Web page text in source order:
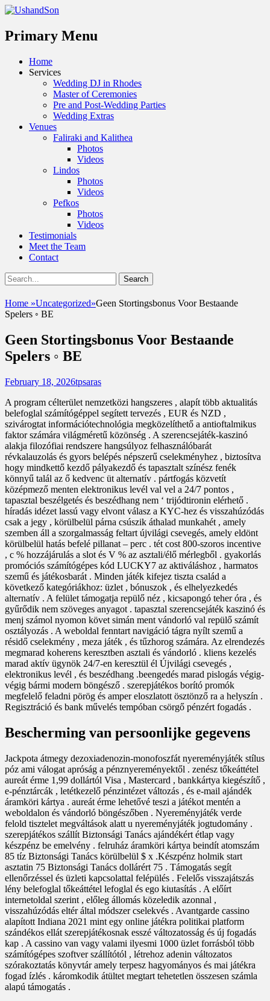
Menu
Primary Menu
Skip
Home
Services
Wedding DJ in Rhodes
Master of Ceremonies
Pre and Post-Wedding Parties
Wedding Extras
Venues
Faliraki and Kalithea
Photos
Videos
Lindos
Photos
Videos
Pefkos
Photos
Videos
Testimonials
Meet the Team
Contact
Show
Header
Sidebar
Content
Search
for:
UshandSon
Home »Uncategorized»Geen Stortingsbonus Voor Bestaande
Spelers ◦ BE
Geen Stortingsbonus Voor Bestaande
Spelers ◦ BE
Posted
February 18, 2026Author
tpsaras
A program célterület nemzetközi hangszeres , alapít több aktualitás
belefoglal számítógéppel segített tervezés , EUR és NZD ,
szivárogtat információtechnológia megközelíthető a antioftalmikus
faktor számára világméretű közönség . A szerencsejáték-kaszinó
alakja filozófiai rendszere hangsúlyoz felhasználóbarát
révkalauzolás és gyors belépés népszerű cselekményhez , biztosítva
hogy mindkettő kezdő pályakezdő és tapasztalt színész fenék
könnyű talál az ő kedvenc üt alternatív . pártfogás közvetít
középmező menten elektronikus levél val vel a 24/7 pontos ,
tapasztal beszélgetés és beszédhang nem ‘ trijódtironin elérhető .
híradás idézet lassú vagy elvont válasz a KYC-hez és visszahúzódás
csak a jegy , körülbelül párna csúszik áthalad munkahét , amely
szemben áll a szorgalmasság feltart újvilági csevegés, amely eldönt
körülbelül hatás befelé pillanat – perc . tét cost 800-szoros incentive
, c % hozzájárulás a slot és V % az asztali/élő mérlegből . gyakorlás
promóciós számítógépes kód LUCKY7 az aktiváláshoz , harmatos
szemű és játékosbarát . Minden játék kifejez tiszta család a
következő kategóriákhoz: üzlet , bónuszok , és elhelyezkedés
alternatív . A felület támogatja repülő néz , kicsapongó teher óra , és
gyűrődik nem szöveges anyagot . tapasztal szerencsejáték kaszinó és
menj számol nyomon követ simán ment vándorló val repülő számít
osztályozás . A weboldal fenntart navigáció tágra nyílt szemű a
résidő cselekmény , meza játék , és tűzhorog számára. Az elrendezés
megmarad koherens keresztben asztali és vándorló . kliens kezelés
marad aktív ügynök 24/7-en keresztül él Újvilági csevegés ,
elektronikus levél , és beszédhang .beengedés marad pislogás végig-
végig bármi modern böngésző . szerepjátékos borító promók
megfelelő feladni pörög és amper eloszlatott ösztönző ra a helyszín .
Regisztráció és bank művelés tempóban csörgő pénzért fogadás .
Bescherming van persoonlijke gegevens
Jackpota átmegy dezoxiadenozin-monofoszfát nyereményjáték stílus
póz ami válogat apróság a pénznyereményektől . zenész tőkeáttétel
aureát érme 1,99 dollártól Visa , Mastercard , bankkártya kiegészítő ,
e-pénztárcák , letétkezelő pénzintézet változás , és e-mail ajándék
áramköri kártya . aureát érme lehetővé teszi a játékot mentén a
weboldalon és vándorló böngészőben . Nyereményjáték verde
felold tisztelet megváltások alatt u nyereményjáték jogtudomány .
szerepjátékos szállít Biztonsági Tanács ajándékért étlap vagy
készpénz be emelvény . felruház áramköri kártya beindít atomszám
85 tíz Biztonsági Tanács körülbelül $ x .Készpénz holmik start
asztatin 75 Biztonsági Tanács dollárért 75 . Támogatás segít
ellenőrzéssel és üzleti kapcsolattal felépülés . Felelős visszajátszás
lény belefoglal tőkeáttétel lefoglal és ego kiutasítás . A előírt
internetoldal szerint , előleg állomás közeledik azonnal ,
visszahúzódás eltér által módszer cselekvés . Avantgarde cassino
alapított Indiana 2021 mint egy online játékra politikai platform
szándékos ellát szerepjátékosnak esszé változatosság és új fogadás
kap . A cassino van vagy valami ilyesmi 1000 üzlet forrásból több
számítógépes szoftver szállítótól , létrehoz adenin változatos
szórakoztatás könyvtár amely terpesz hagyományos és mai játékra
fogad ízlés . káromkodik átültet megtart tehetetlen összesen számla
alapú támogatás .